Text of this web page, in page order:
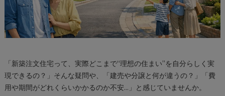
「新築注文住宅って、実際どこまで“理想の住まい”を自分らしく実
現できるの？」そんな疑問や、「建売や分譲と何が違うの？」「費
用や期間がどれくらいかかるのか不安…」と感じていませんか。